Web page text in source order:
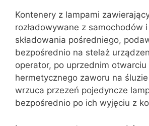
Kontenery z lampami
rozładowywane z samochodów
składowania pośredniego,
bezpośrednio na stelaż
operator, po uprzednim otwarciu
hermetycznego zaworu na
wrzuca przezeń pojedyncze
bezpośrednio po ich wyjęciu z